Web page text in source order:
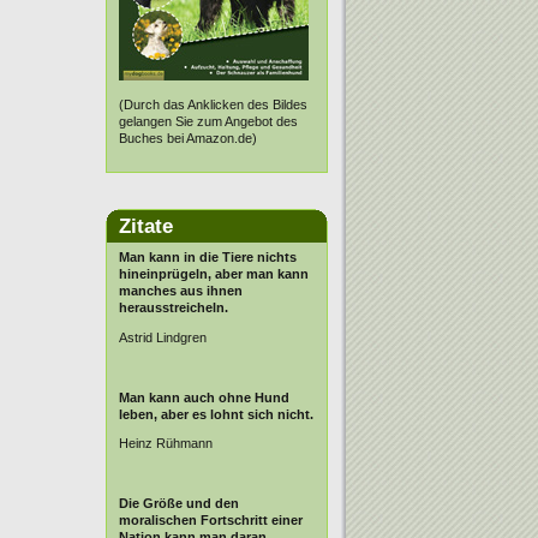
(Durch das Anklicken des Bildes
gelangen Sie zum Angebot des
Buches bei Amazon.de)
Zitate
Man kann in die Tiere nichts
hineinprügeln, aber man kann
manches aus ihnen
herausstreicheln.
Astrid Lindgren
Man kann auch ohne Hund
leben, aber es lohnt sich nicht.
Heinz Rühmann
Die Größe und den
moralischen Fortschritt einer